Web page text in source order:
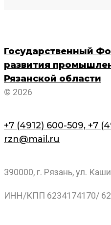
Государственный
развития
Рязанской области
© 2026
+7 (4912) 600-509, +7
rzn@mail.ru
390000, г. Рязань, ул.
ИНН/КПП 6234174170/